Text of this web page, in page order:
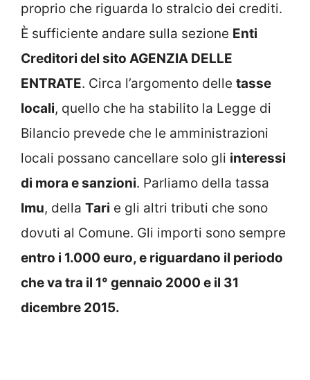
proprio che riguarda lo stralcio dei crediti.
È sufficiente andare sulla sezione Enti
Creditori del sito AGENZIA DELLE
ENTRATE. Circa l’argomento delle tasse
locali, quello che ha stabilito la Legge di
Bilancio prevede che le amministrazioni
locali possano cancellare solo gli interessi
di mora e sanzioni. Parliamo della tassa
Imu, della Tari e gli altri tributi che sono
dovuti al Comune. Gli importi sono sempre
entro i 1.000 euro, e riguardano il periodo
che va tra il 1° gennaio 2000 e il 31
dicembre 2015.